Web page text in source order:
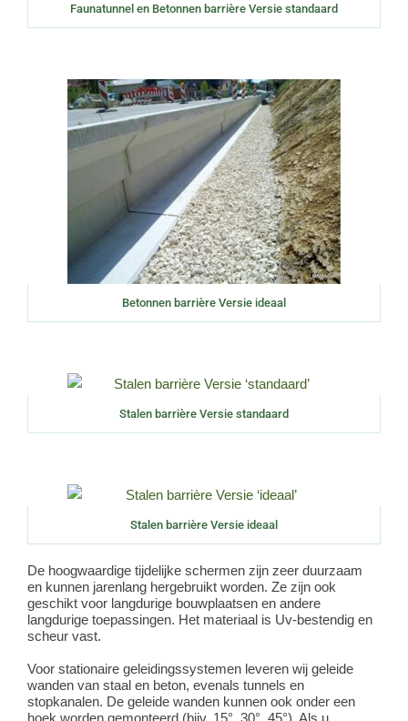
Faunatunnel en Betonnen barrière Versie standaard
Betonnen barrière Versie ideaal
Stalen barrière Versie standaard
Stalen barrière Versie ideaal
De hoogwaardige tijdelijke schermen zijn zeer duurzaam
en kunnen jarenlang hergebruikt worden. Ze zijn ook
geschikt voor langdurige bouwplaatsen en andere
langdurige toepassingen. Het materiaal is Uv-bestendig en
scheur vast.
Voor stationaire geleidingssystemen leveren wij geleide
wanden van staal en beton, evenals tunnels en
stopkanalen. De geleide wanden kunnen ook onder een
hoek worden gemonteerd (bijv. 15°, 30°, 45°). Als u